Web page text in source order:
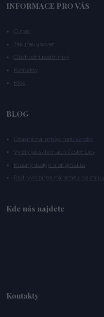
INFORMACE PRO VÁS
O nás
Jak nakupovat
Obchodní podmínky
Kontakty
Blog
BLOG
Úžasné náramky naší výroby
Výlety po sklárnách České Lípy
Krásný design a originalita
Rádi vyrobíme náramek na míru
Kde nás najdete
Kontakty